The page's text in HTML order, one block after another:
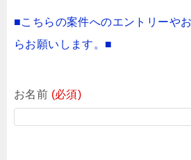
■こちらの案件へのエントリーや
らお願いします。■
お名前 (必須)